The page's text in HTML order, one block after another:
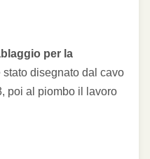
per la
stato disegnato dal cavo
poi al piombo il lavoro